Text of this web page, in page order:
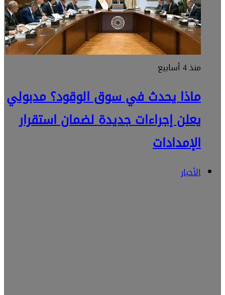
منذ 4 أسابيع
ماذا يحدث في سوق الوقود؟ مدبولي
يعلن إجراءات جديدة لضمان استقرار
الإمدادات
الأخبار